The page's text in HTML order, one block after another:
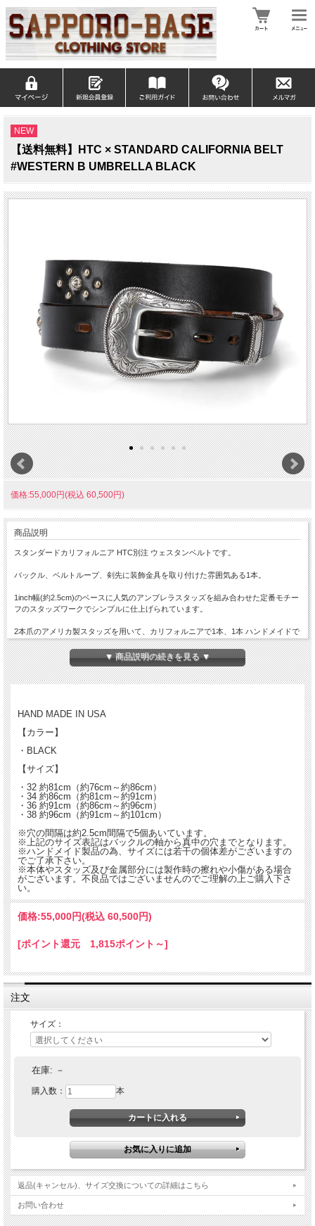
NEW
【送料無料】HTC × STANDARD CALIFORNIA BELT
#WESTERN B UMBRELLA BLACK
価格:55,000円(税込 60,500円)
商品説明
スタンダードカリフォルニア HTC別注 ウェスタンベルトです。
バックル、ベルトループ、剣先に装飾金具を取り付けた雰囲気ある1本。
1inch幅(約2.5cm)のベースに人気のアンブレラスタッズを組み合わせた定番モチー
フのスタッズワークでシンプルに仕上げられています。
2本爪のアメリカ製スタッズを用いて、カリフォルニアで1本、1本 ハンドメイドで
制作し、古き良きヴィンテージの“ものづくり”を再現しています。
HTCスタッズベルトは、手にした瞬間が完成ではなく、使い込んでからが完成形。
▼ 商品説明の続きを見る ▼
HAND MADE IN USA
【カラー】
・BLACK
【サイズ】
・32 約81cm（約76cm～約86cm）
・34 約86cm（約81cm～約91cm）
・36 約91cm（約86cm～約96cm）
・38 約96cm（約91cm～約101cm）
※穴の間隔は約2.5cm間隔で5個あいています。
※上記のサイズ表記はバックルの軸から真中の穴までとなります。
※ハンドメイド製品の為、サイズには若干の個体差がございますの
でご了承下さい。
※本体やスタッズ及び金属部分には製作時の擦れや小傷がある場合
がございます。不良品ではございませんのでご理解の上ご購入下さ
い。
価格:55,000円(税込 60,500円)
[ポイント還元 1,815ポイント～]
注文
サイズ：
在庫: －
購入数： 本
返品(キャンセル)、サイズ交換についての詳細はこちら
お問い合わせ